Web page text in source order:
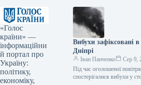
«Голос
країни» —
інформаційни
й портал про
Україну:
політику,
економіку,
Вибухи зафіксовані
Дніпрі
Іван Панченко
Сер 9,
Під час оголошеної
спостерігалися вибухи у